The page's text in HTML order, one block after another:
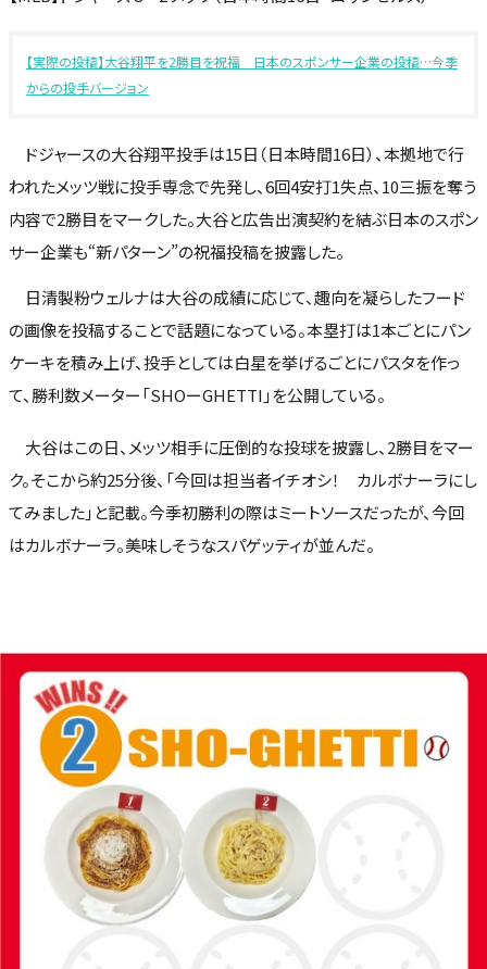
【実際の投稿】大谷翔平を2勝目を祝福 日本のスポンサー企業の投稿…今季
からの投手バージョン
ドジャースの大谷翔平投手は15日（日本時間16日）、本拠地で行
われたメッツ戦に投手専念で先発し、6回4安打1失点、10三振を奪う
内容で2勝目をマークした。大谷と広告出演契約を結ぶ日本のスポン
サー企業も“新パターン”の祝福投稿を披露した。
日清製粉ウェルナは大谷の成績に応じて、趣向を凝らしたフード
の画像を投稿することで話題になっている。本塁打は1本ごとにパン
ケーキを積み上げ、投手としては白星を挙げるごとにパスタを作っ
て、勝利数メーター「SHOーGHETTI」を公開している。
大谷はこの日、メッツ相手に圧倒的な投球を披露し、2勝目をマー
ク。そこから約25分後、「今回は担当者イチオシ！ カルボナーラにし
てみました」と記載。今季初勝利の際はミートソースだったが、今回
はカルボナーラ。美味しそうなスパゲッティが並んだ。